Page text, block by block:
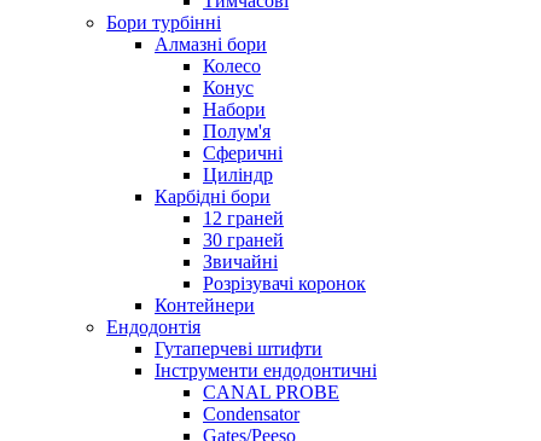
Бори турбінні
Алмазні бори
Колесо
Конус
Набори
Полум'я
Сферичні
Циліндр
Карбідні бори
12 граней
30 граней
Звичайні
Розрізувачі коронок
Контейнери
Ендодонтія
Гутаперчеві штифти
Інструменти ендодонтичні
CANAL PROBE
Condensator
Gates/Peeso